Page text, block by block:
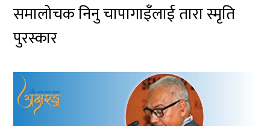
समालोचक निनु चापागाइँलाई तारा स्मृति
पुरस्कार